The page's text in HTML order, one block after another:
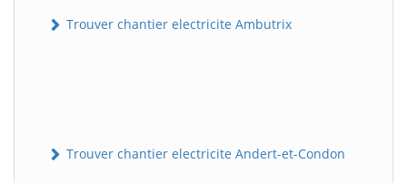
Trouver chantier electricite Ambutrix
Trouver chantier electricite Andert-et-Condon